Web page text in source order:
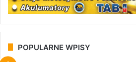
POPULARNE WPISY